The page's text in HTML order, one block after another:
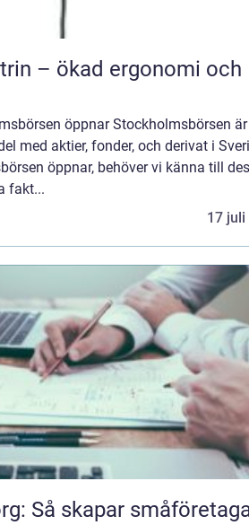
– ökad ergonomi och
öppnar Stockholmsbörsen
med aktier, fonder, och derivat i
öppnar, behöver vi känna till
fakt...
17 juli
Så skapar